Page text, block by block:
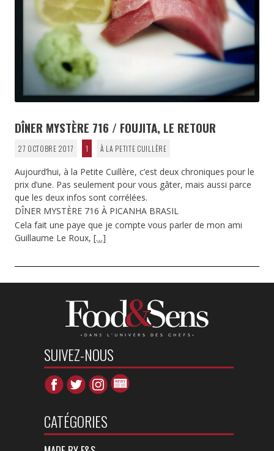
DÎNER MYSTÈRE 716 / FOUJITA, LE RETOUR
27 OCTOBRE 2017 1 À LA PETITE CUILLÈRE
Aujourd’hui, à la Petite Cuillère, c’est deux chroniques pour le
prix d’une. Pas seulement pour vous gâter, mais aussi parce
que les deux infos sont corrélées.
DÎNER MYSTÈRE 716 À PICANHA BRASIL
Cela fait une paye que je compte vous parler de mon ami
Guillaume Le Roux, […]
SUIVEZ-NOUS
CATÉGORIES